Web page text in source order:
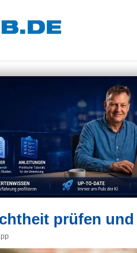
prüfen